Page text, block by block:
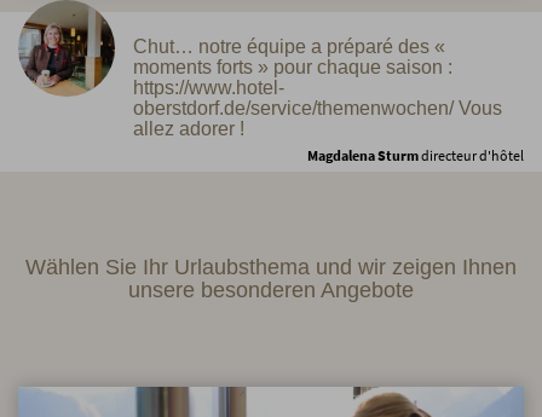
Chut… notre équipe a préparé des «
moments forts » pour chaque saison :
https://www.hotel-
oberstdorf.de/service/themenwochen/ Vous
allez adorer !
Magdalena Sturmdirecteur d'hôtel
Wählen Sie Ihr Urlaubsthema und wir zeigen Ihnen
unsere besonderen Angebote